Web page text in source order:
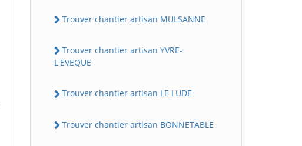
Trouver chantier artisan MULSANNE
Trouver chantier artisan YVRE-
L'EVEQUE
Trouver chantier artisan LE LUDE
Trouver chantier artisan BONNETABLE